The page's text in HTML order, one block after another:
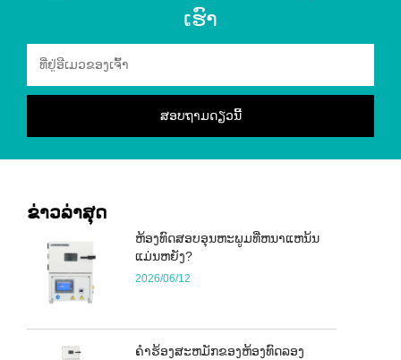
ເຮົາ
ຂ່າວ​ລ່າ​ສຸດ
ຫ້ອງທົດສອບອຸນຫະພູມທີ່ຫນາແຫນ້ນ
ແມ່ນຫຍັງ?
2026/06/12
ຄໍາຮ້ອງສະຫມັກຂອງຫ້ອງທົດລອງ